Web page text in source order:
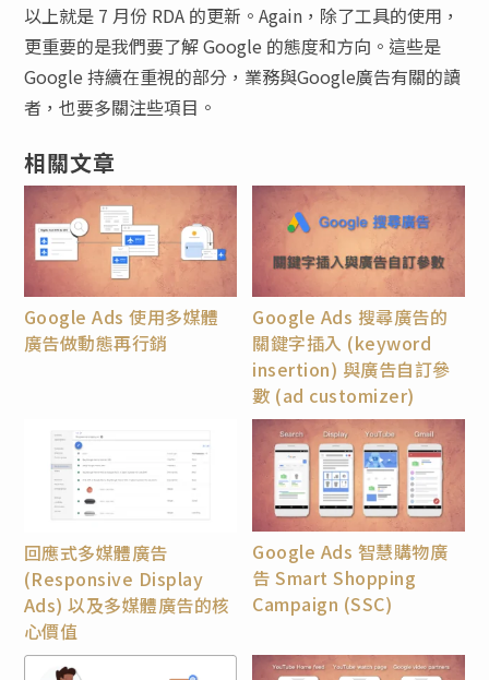
以上就是 7 月份 RDA 的更新。Again，除了工具的使用，
更重要的是我們要了解 Google 的態度和方向。這些是
Google 持續在重視的部分，業務與Google廣告有關的讀
者，也要多關注些項目。
相關文章
Google Ads 使用多媒體
廣告做動態再行銷
Google Ads 搜尋廣告的
關鍵字插入 (keyword
insertion) 與廣告自訂參
數 (ad customizer)
回應式多媒體廣告
(Responsive Display
Ads) 以及多媒體廣告的核
心價值
Google Ads 智慧購物廣
告 Smart Shopping
Campaign (SSC)